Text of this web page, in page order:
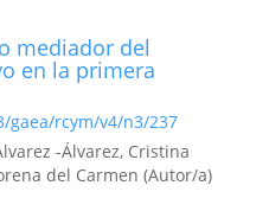
mediador del
en la primera
gaea/rcym/v4/n3/237
-Álvarez, Cristina
del Carmen (Autor/a)